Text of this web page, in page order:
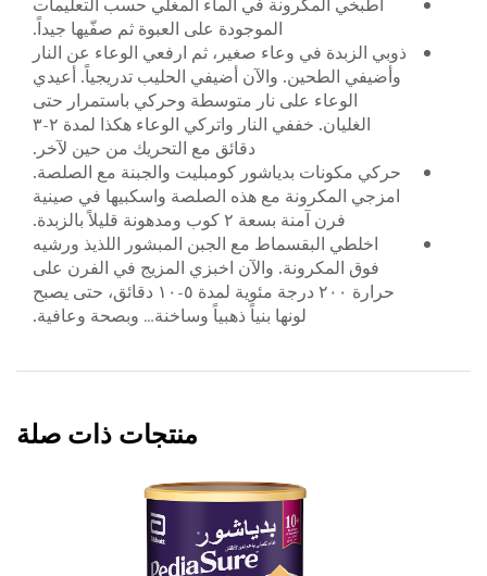
الموجودة على العبوة ثم صفّيها جيداً.
ذوبي الزبدة في وعاء صغير، ثم ارفعي الوعاء عن النار
وأضيفي الطحين. والآن أضيفي الحليب تدريجياً. أعيدي
الوعاء على نار متوسطة وحركي باستمرار حتى
الغليان. خففي النار واتركي الوعاء هكذا لمدة ٢-٣
دقائق مع التحريك من حين لآخر.
حركي مكونات بدياشور كومبليت والجبنة مع الصلصة.
امزجي المكرونة مع هذه الصلصة واسكبيها في صينية
فرن آمنة بسعة ٢ كوب ومدهونة قليلاً بالزبدة.
اخلطي البقسماط مع الجبن المبشور اللذيذ ورشيه
فوق المكرونة. والآن اخبزي المزيج في الفرن على
حرارة ٢٠٠ درجة مئوية لمدة ٥-١٠ دقائق، حتى يصبح
لونها بنياً ذهبياً وساخنة… وبصحة وعافية.
منتجات ذات صلة